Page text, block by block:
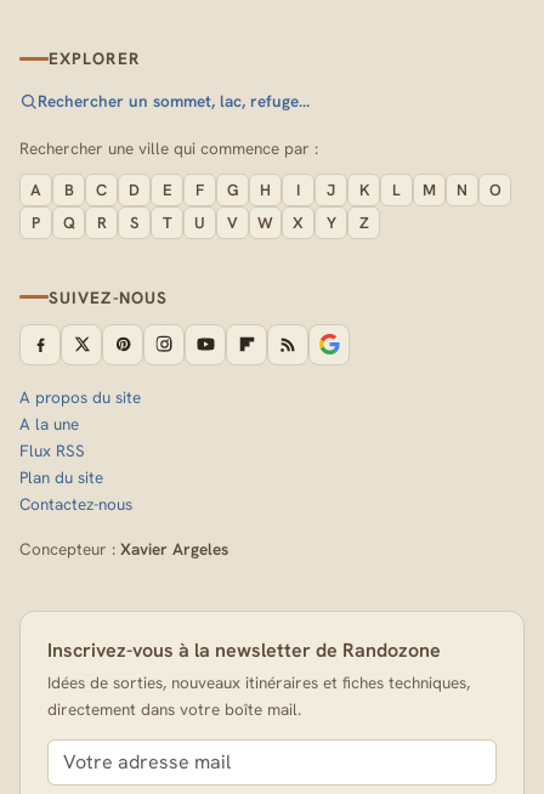
EXPLORER
Rechercher un sommet, lac, refuge…
Rechercher une ville qui commence par :
A B C D E F G H I J K L M N
O
P
Q R S T U V W X Y Z
SUIVEZ-NOUS
A propos du site
A la une
Flux RSS
Plan du site
Contactez-nous
Concepteur : Xavier Argeles
Inscrivez-vous à la newsletter de Randozone
Idées de sorties, nouveaux itinéraires et fiches techniques,
directement dans votre boîte mail.